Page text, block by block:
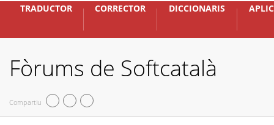
TRADUCTOR CORRECTOR DICCIONARIS
Fòrums de Softcatalà
Compartiu